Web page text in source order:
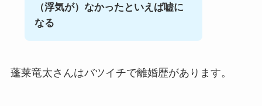
（浮気が）なかったといえば嘘に
なる
蓬莱竜太さんはバツイチで離婚歴があります。